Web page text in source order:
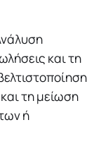
και τη
τη μείωση
ή